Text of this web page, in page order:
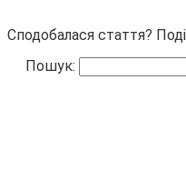
Сподобалася стаття?
Пошук: